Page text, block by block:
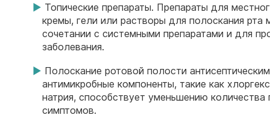
Топические препараты. Препараты для
кремы, гели или растворы для полоскания рта
сочетании с системными препаратами и для
заболевания.
Полоскание ротовой полости
антимикробные компоненты, такие как
натрия, способствует уменьшению количества
симптомов.